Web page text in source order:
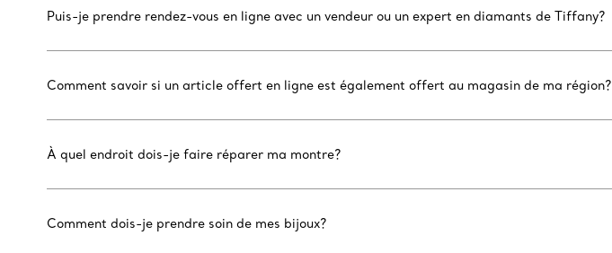
Puis-je prendre rendez-vous en ligne avec un vendeur ou un expert en diamants de Tiffany?
Comment savoir si un article offert en ligne est également offert au magasin de ma région?
À quel endroit dois-je faire réparer ma montre?
Comment dois-je prendre soin de mes bijoux?